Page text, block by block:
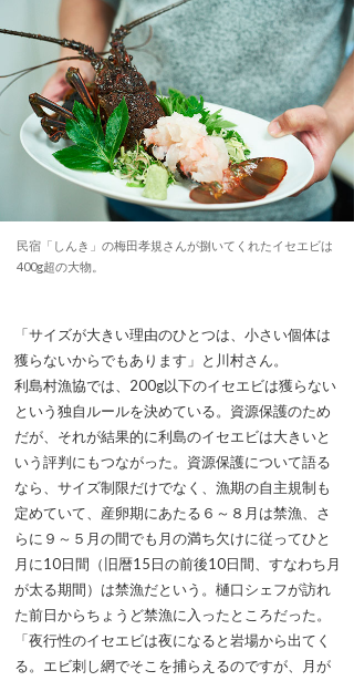
民宿「しんき」の梅田孝規さんが捌いてくれたイセエビは
400g超の大物。
「サイズが大きい理由のひとつは、小さい個体は
獲らないからでもあります」と川村さん。
利島村漁協では、200g以下のイセエビは獲らない
という独自ルールを決めている。資源保護のため
だが、それが結果的に利島のイセエビは大きいと
いう評判にもつながった。資源保護について語る
なら、サイズ制限だけでなく、漁期の自主規制も
定めていて、産卵期にあたる６～８月は禁漁、さ
らに９～５月の間でも月の満ち欠けに従ってひと
月に10日間（旧暦15日の前後10日間、すなわち月
が太る期間）は禁漁だという。樋口シェフが訪れ
た前日からちょうど禁漁に入ったところだった。
「夜行性のイセエビは夜になると岩場から出てく
る。エビ刺し網でそこを捕らえるのですが、月が